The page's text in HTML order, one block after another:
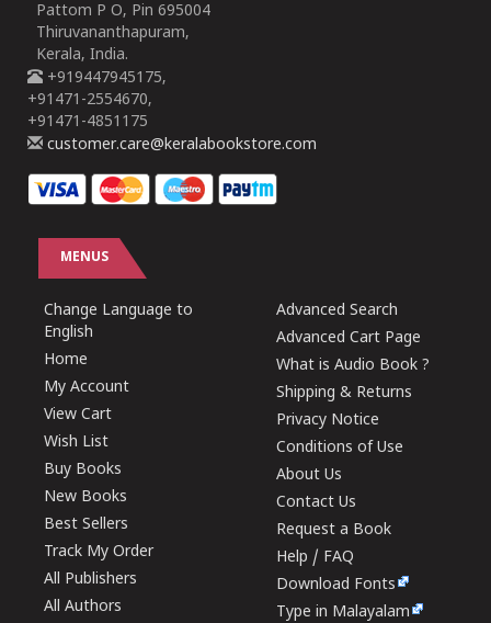
Pattom P O, Pin 695004
Thiruvananthapuram,
Kerala, India.
+919447945175,
+91471-2554670,
+91471-4851175
customer.care@keralabookstore.com
MENUS
Change Language to
English
Home
My Account
View Cart
Wish List
Buy Books
New Books
Best Sellers
Track My Order
All Publishers
All Authors
Advanced Search
Advanced Cart Page
What is Audio Book ?
Shipping & Returns
Privacy Notice
Conditions of Use
About Us
Contact Us
Request a Book
Help / FAQ
Download Fonts
Type in Malayalam